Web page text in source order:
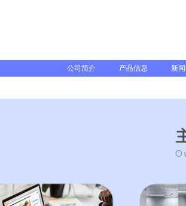
公司简介 产品信息 新